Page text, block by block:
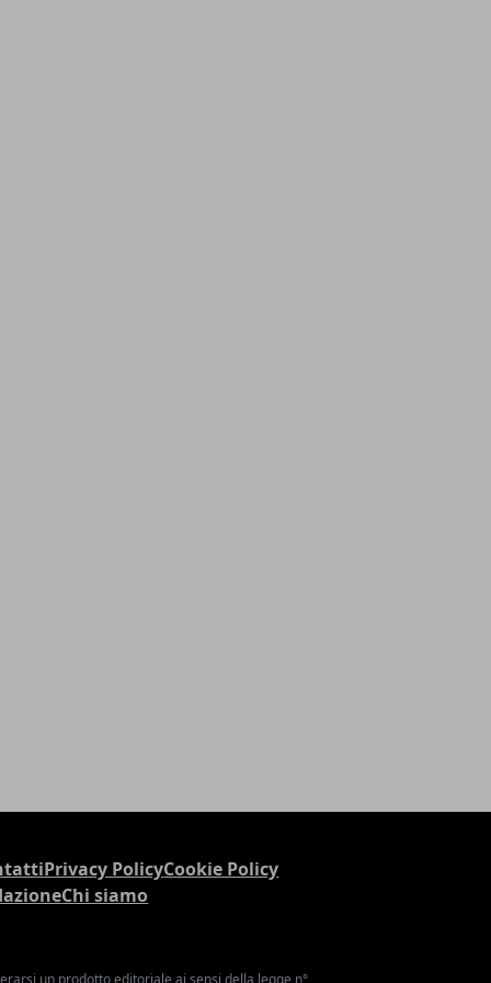
Privacy PolicyCookie Policy
Chi siamo
un prodotto editoriale ai sensi della legge n°